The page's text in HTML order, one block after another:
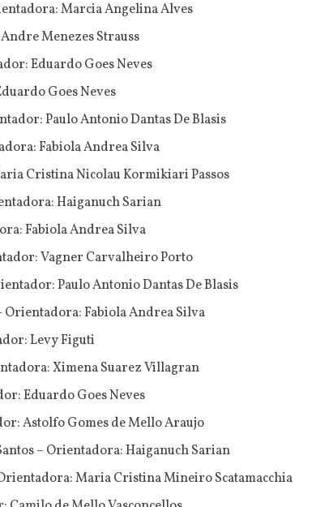
Marcia Angelina Alves
Menezes Strauss
Eduardo Goes Neves
Goes Neves
Paulo Antonio Dantas De Blasis
Fabiola Andrea Silva
Cristina Nicolau Kormikiari Passos
Haiganuch Sarian
Fabiola Andrea Silva
Vagner Carvalheiro Porto
Paulo Antonio Dantas De Blasis
Fabiola Andrea Silva
Levy Figuti
Ximena Suarez Villagran
Eduardo Goes Neves
Astolfo Gomes de Mello Araujo
– Orientadora: Haiganuch Sarian
Maria Cristina Mineiro Scatamacchia